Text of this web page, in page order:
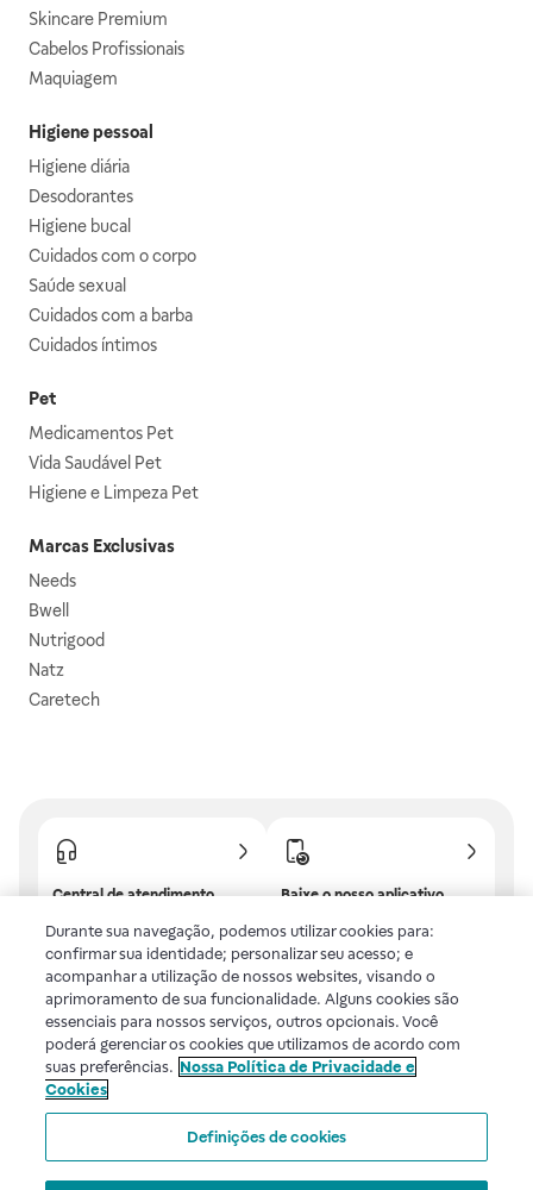
Skincare Premium
Cabelos Profissionais
Maquiagem
Higiene pessoal
Higiene diária
Desodorantes
Higiene bucal
Cuidados com o corpo
Saúde sexual
Cuidados com a barba
Cuidados íntimos
Pet
Medicamentos Pet
Vida Saudável Pet
Higiene e Limpeza Pet
Marcas Exclusivas
Needs
Bwell
Nutrigood
Natz
Caretech
Central de atendimento
frequentes ou fale com a
gente.
Baixe o nosso aplicativo
benefícios exclusivos!
Uma empresa
Voltar ao topo
Durante sua navegação, podemos utilizar cookies para:
confirmar sua identidade; personalizar seu acesso; e
acompanhar a utilização de nossos websites, visando o
aprimoramento de sua funcionalidade. Alguns cookies são
essenciais para nossos serviços, outros opcionais. Você
poderá gerenciar os cookies que utilizamos de acordo com
suas preferências. Nossa Política de Privacidade e
Cookies
Definições de cookies